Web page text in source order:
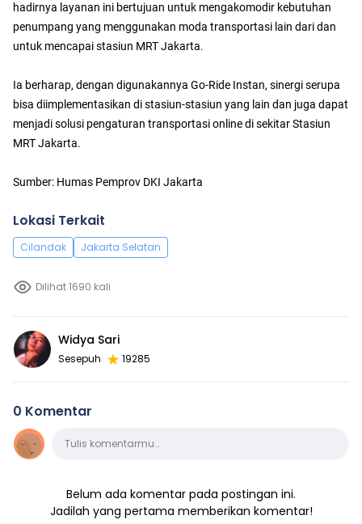
hadirnya layanan ini bertujuan untuk mengakomodir kebutuhan
penumpang yang menggunakan moda transportasi lain dari dan
untuk mencapai stasiun MRT Jakarta.
Ia berharap, dengan digunakannya Go-Ride Instan, sinergi serupa
bisa diimplementasikan di stasiun-stasiun yang lain dan juga dapat
menjadi solusi pengaturan transportasi online di sekitar Stasiun
MRT Jakarta.
Sumber: Humas Pemprov DKI Jakarta
Lokasi Terkait
Cilandak Jakarta Selatan
Dilihat 1690 kali
Widya Sari
Sesepuh 19285
0 Komentar
KomentarTulis komentarmu…
Belum ada komentar pada postingan ini.
Jadilah yang pertama memberikan komentar!